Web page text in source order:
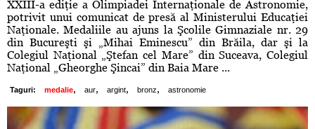
XXIII-a ediţie a Olimpiadei Internaţionale de Astronomie,
potrivit unui comunicat de presă al Ministerului Educaţiei
Naţionale. Medaliile au ajuns la Şcolile Gimnaziale nr. 29
din Bucureşti şi „Mihai Eminescu” din Brăila, dar şi la
Colegiul Naţional „Ştefan cel Mare” din Suceava, Colegiul
Naţional „Gheorghe Şincai” din Baia Mare ...
Taguri: medalie, aur, argint, bronz, astronomie